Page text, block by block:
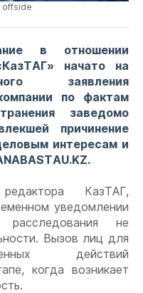
offside
в отношении
начато на
заявления
по фактам
заведомо
причинение
интересам и
КазТАГ,
уведомлении
не
Вызов лиц для
действий
когда возникает